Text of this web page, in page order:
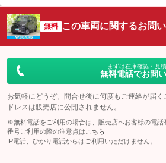
無料 この車両に関するお問
まずは在庫確認・見
無料電話でお問
お気軽にどうぞ。問合せ後に何度もご連絡が届
ドレスは販売店に公開されません。
※無料電話をご利用の場合は、販売店へお客様の電話
番号ご利用の際の注意点は こちら
IP電話、ひかり電話からはご利用いただけません。